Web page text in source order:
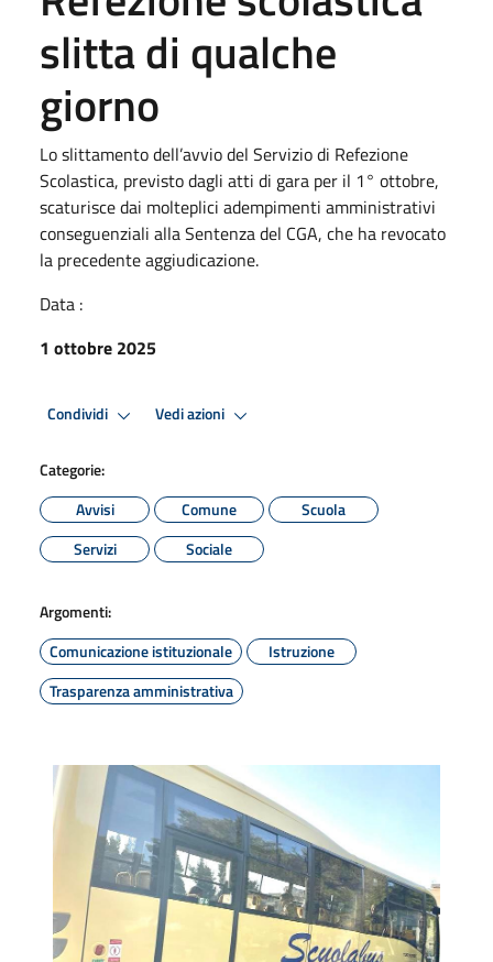
slitta di qualche
giorno
Lo slittamento dell’avvio del Servizio di Refezione
Scolastica, previsto dagli atti di gara per il 1° ottobre,
scaturisce dai molteplici adempimenti amministrativi
conseguenziali alla Sentenza del CGA, che ha revocato
la precedente aggiudicazione.
Data :
1 ottobre 2025
Condividi Vedi azioni
Categorie:
Avvisi
Comune
Scuola
Servizi
Sociale
Argomenti:
Comunicazione istituzionale
Istruzione
Trasparenza amministrativa